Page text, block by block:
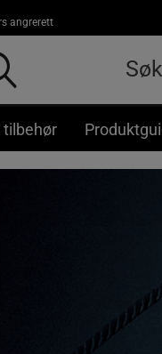
angrerett
tilbehør